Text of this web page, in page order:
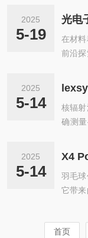
病，
绝经
型差
结构
率轻
片，
样品
千水
2025
5-19
光电
在材
前沿探
要攻
照射
为光
子结合
呈现
揪出
2025
5-14
核辐
确测
用等
离一
测器
列
L分
光（
创新
2025
5-14
羽毛
它带
比赛
语“三
首页